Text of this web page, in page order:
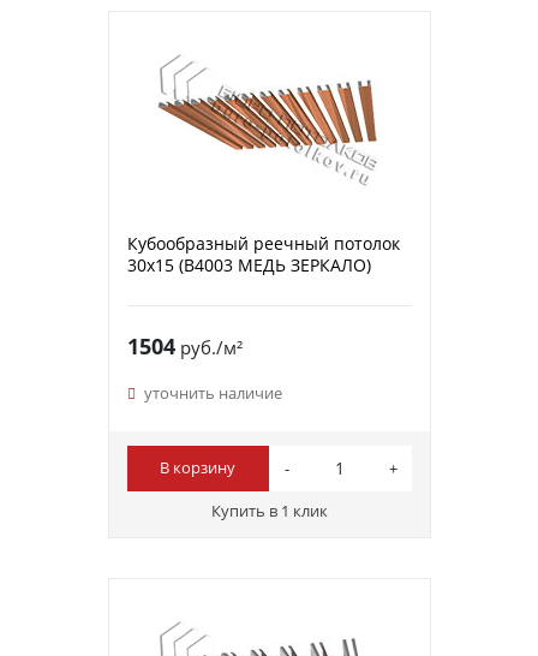
Кубообразный реечный потолок
30х15 (B4003 МЕДЬ ЗЕРКАЛО)
1504руб./м²
уточнить наличие
В корзину
Купить в 1 клик